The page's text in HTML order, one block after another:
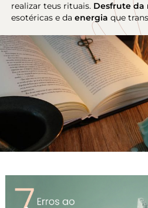
realizar teus rituais. Desfrute da
esotéricas e da energia que